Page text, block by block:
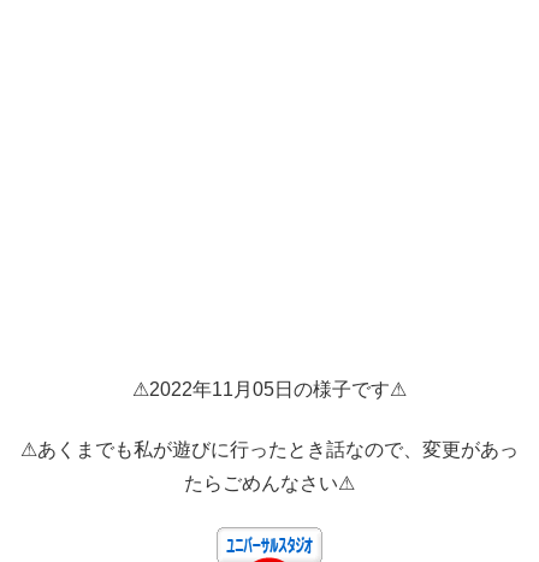
⚠2022年11月05日の様子です⚠
⚠あくまでも私が遊びに行ったとき話なので、変更があっ
たらごめんなさい⚠